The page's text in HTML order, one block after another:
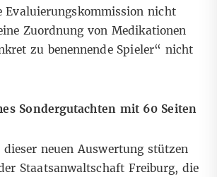
Evaluierungskommission nicht
Zuordnung von Medikationen
zu benennende Spieler“ nicht
Sondergutachten mit 60 Seiten
dieser neuen Auswertung stützen
Staatsanwaltschaft Freiburg, die